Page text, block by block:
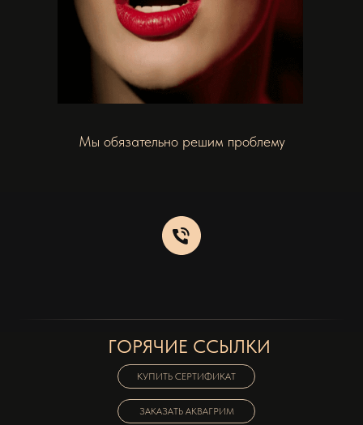
Мы обязательно решим проблему
ГОРЯЧИЕ ССЫЛКИ
ЗАКАЗАТЬ АКВАГРИМ
КУПИТЬ СЕРТИФИКАТ